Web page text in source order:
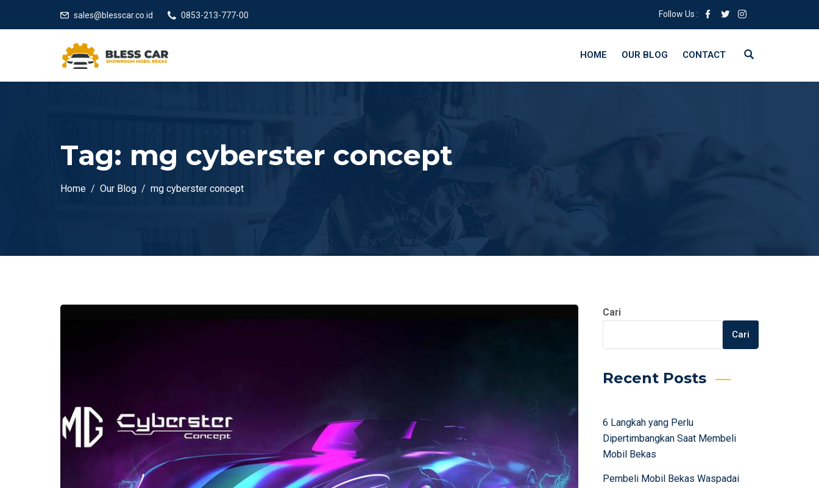
sales@blesscar.co.id 0853-213-777-00 Follow Us :
HOME OUR BLOG CONTACT
Tag: mg cyberster concept
Home Our Blog mg cyberster concept
Cari
Cari
Recent Posts
6 Langkah yang Perlu
Dipertimbangkan Saat Membeli
Mobil Bekas
Pembeli Mobil Bekas Waspadai